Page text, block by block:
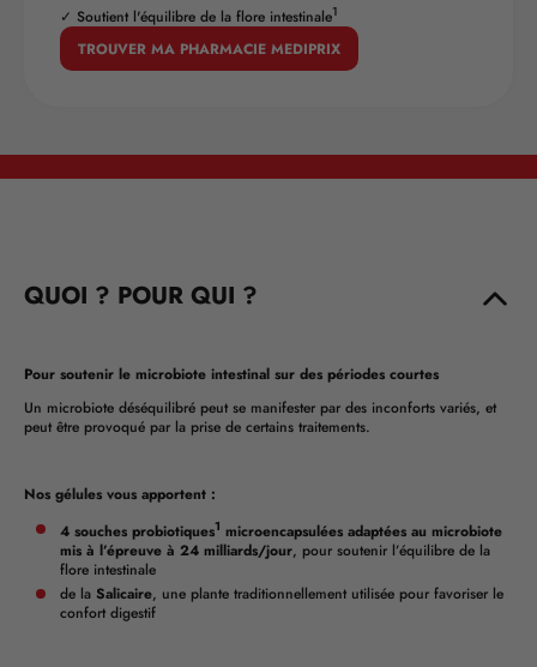
✓ Soutient l'équilibre de la flore intestinale1
TROUVER MA PHARMACIE MEDIPRIX
QUOI ? POUR QUI ?
Pour soutenir le microbiote intestinal sur des périodes courtes
Un microbiote déséquilibré peut se manifester par des inconforts variés, et
peut être provoqué par la prise de certains traitements.
Nos gélules vous apportent :
4 souches probiotiques1 microencapsulées adaptées au microbiote
mis à l’épreuve à 24 milliards/jour, pour soutenir l’équilibre de la
flore intestinale
de la Salicaire, une plante traditionnellement utilisée pour favoriser le
confort digestif